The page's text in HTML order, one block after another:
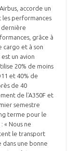
accorde un
les performances
dernière
grâce à
cargo et à son
un avion
20% de moins
et 40% de
de 40
de l'A350F et
semestre
terme pour le
« Nous ne
le transport
dans une bonne